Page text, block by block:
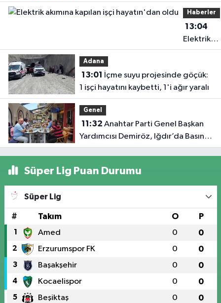
Haberler
13:04
Elektrik
akımına
oldu
Adana
13:01
1 işçi hayatını kaybetti, 1'i ağır yaralı
Genel
11:32
Yardımcısı Demiröz, Iğdır’da Basın
Mensuplarıyla Buluştu
Süper Lig Puan Durumu
Süper Lig
# Takım O P
1 Amed 0 0
2 Erzurumspor FK 0 0
3 Başakşehir 0 0
4 Kocaelispor 0 0
5 Beşiktaş 0 0